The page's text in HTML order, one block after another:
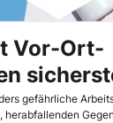
Vor-Ort-
gefährliche
herabfallenden